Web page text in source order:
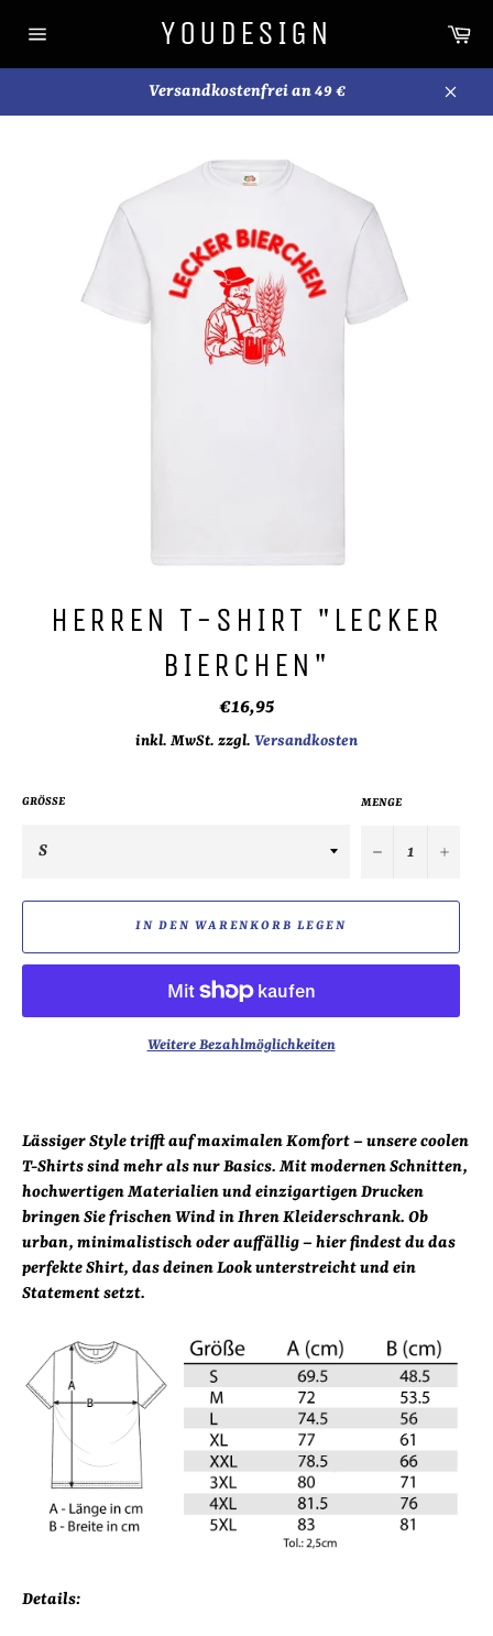
zum
YOUDESIGN
Versandkostenfrei an 49 €
HERREN T-SHIRT "LECKER
BIERCHEN"
Normaler
€16,95
inkl. MwSt. zzgl. Versandkosten
GRÖSSE MENGE
− +
IN DEN WARENKORB LEGEN
Weitere Bezahlmöglichkeiten
Lässiger Style trifft auf maximalen Komfort – unsere coolen
T-Shirts sind mehr als nur Basics. Mit modernen Schnitten,
hochwertigen Materialien und einzigartigen Drucken
bringen Sie frischen Wind in Ihren Kleiderschrank. Ob
urban, minimalistisch oder auffällig – hier findest du das
perfekte Shirt, das deinen Look unterstreicht und ein
Statement setzt.
Details: